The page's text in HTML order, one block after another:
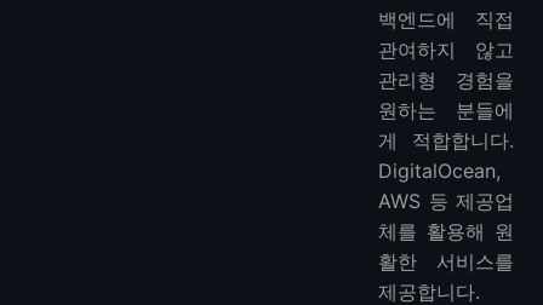
백엔드에 직접
관여하지 않고
관리형 경험을
원하는 분들에
게 적합합니다.
DigitalOcean,
AWS 등 제공업
체를 활용해 원
활한 서비스를
제공합니다.